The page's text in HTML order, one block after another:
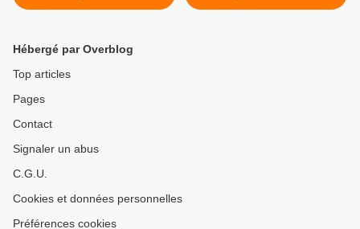
SMITH III « Strangers »
>
Hébergé par Overblog
Top articles
Pages
Contact
Signaler un abus
C.G.U.
Cookies et données personnelles
Préférences cookies